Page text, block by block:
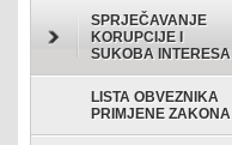
SPRJEČAVANJE
KORUPCIJE I
SUKOBA INTERESA
LISTA OBVEZNIKA
PRIMJENE ZAKONA